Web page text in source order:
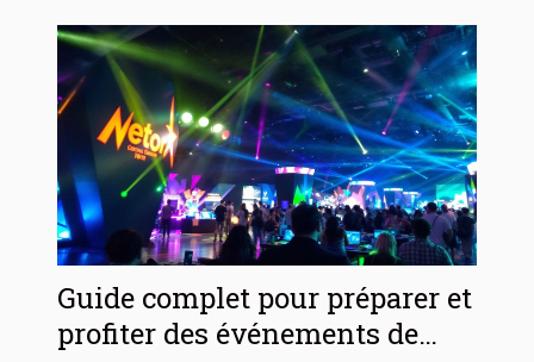
Guide complet pour préparer et
profiter des événements de